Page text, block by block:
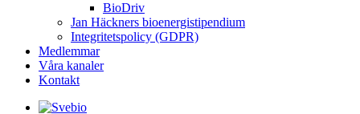
BioDriv
Jan Häckners bioenergistipendium
Integritetspolicy (GDPR)
Medlemmar
Våra kanaler
Kontakt